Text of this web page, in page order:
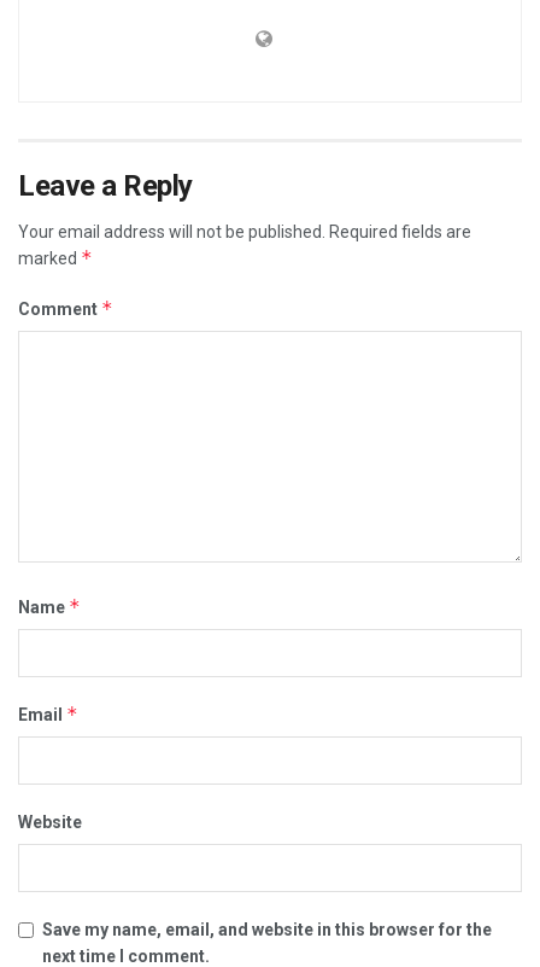
Leave a Reply
Your email address will not be published.
Required fields are
marked *
Comment *
Name *
Email *
Website
Save my name, email, and website in this browser for the
next time I comment.